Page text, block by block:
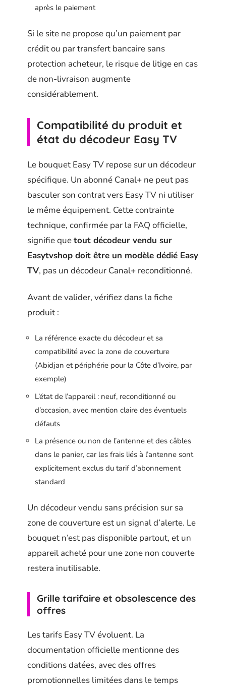
après le paiement
Si le site ne propose qu’un paiement par
crédit ou par transfert bancaire sans
protection acheteur, le risque de litige en cas
de non-livraison augmente
considérablement.
Compatibilité du produit et
état du décodeur Easy TV
Le bouquet Easy TV repose sur un décodeur
spécifique. Un abonné Canal+ ne peut pas
basculer son contrat vers Easy TV ni utiliser
le même équipement. Cette contrainte
technique, confirmée par la FAQ officielle,
signifie quetout décodeur vendu sur
Easytvshop doit être un modèle dédié Easy
TV, pas un décodeur Canal+ reconditionné.
Avant de valider, vérifiez dans la fiche
produit :
La référence exacte du décodeur et sa
compatibilité avec la zone de couverture
(Abidjan et périphérie pour la Côte d’Ivoire, par
exemple)
L’état de l’appareil : neuf, reconditionné ou
d’occasion, avec mention claire des éventuels
défauts
La présence ou non de l’antenne et des câbles
dans le panier, car les frais liés à l’antenne sont
explicitement exclus du tarif d’abonnement
standard
Un décodeur vendu sans précision sur sa
zone de couverture est un signal d’alerte. Le
bouquet n’est pas disponible partout, et un
appareil acheté pour une zone non couverte
restera inutilisable.
Grille tarifaire et obsolescence des
offres
Les tarifs Easy TV évoluent. La
documentation officielle mentionne des
conditions datées, avec des offres
promotionnelles limitées dans le temps